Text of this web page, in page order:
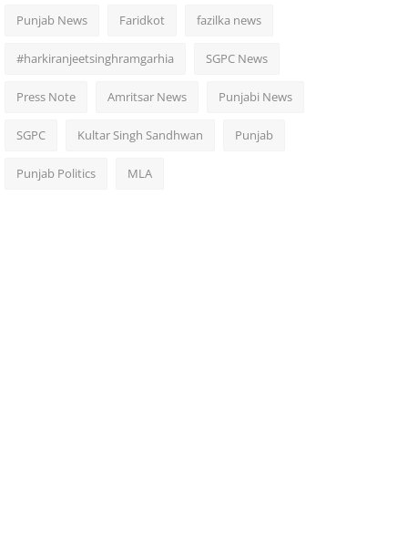
Punjab News Faridkot fazilka news
#harkiranjeetsinghramgarhia SGPC News
Press Note Amritsar News Punjabi News
SGPC Kultar Singh Sandhwan Punjab
Punjab Politics MLA